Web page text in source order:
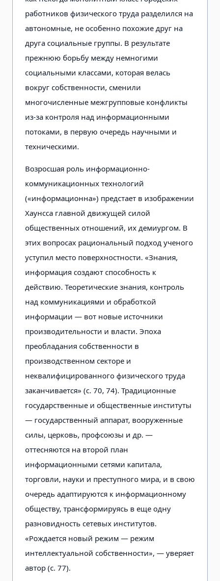
работников физического труда разделился на
автономные, не особенно похожие друг на
друга социальные группы. В результате
прежнюю борьбу между немногими
социальными классами, которая велась
вокруг собственности, сменили
многочисленные межгрупповые конфликты
из-за контроля над информационными
потоками, в первую очередь научными и
техническими.
Возросшая роль информационно-
коммуникационных технологий
(«информационна») предстает в изображении
Хаунсса главной движущей силой
общественных отношений, их демиургом. В
этих вопросах рациональный подход ученого
уступил место поверхностности. «Знания,
информация создают способность к
действию. Теоретические знания, контроль
над коммуникациями и обработкой
информации — вот новые источники
производительности и власти. Эпоха
преобладания собственности в
производственном секторе и
неквалифицированного физического труда
заканчивается» (с. 70, 74). Традиционные
государственные и общественные институты
— государственный аппарат, вооруженные
силы, церковь, профсоюзы и др. —
оттесняются на второй план
информационными сетями капитала,
торговли, науки и преступного мира, и в свою
очередь адаптируются к информационному
обществу, трансформируясь в еще одну
разновидность сетевых институтов.
«Рождается новый режим — режим
интеллектуальной собственности», — уверяет
автор (с. 77).